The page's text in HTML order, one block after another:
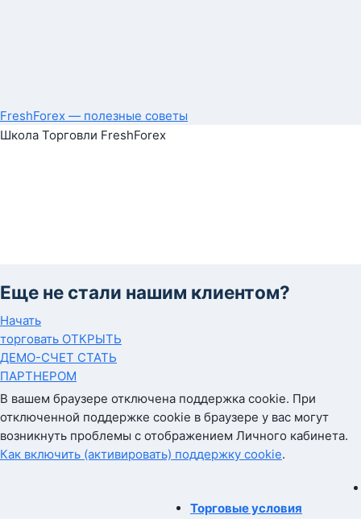
FreshForex — полезные советы
Школа Торговли FreshForex
Еще не стали нашим клиентом?
Начать
торговать ОТКРЫТЬ
ДЕМО-СЧЕТ СТАТЬ
ПАРТНЕРОМ
В вашем браузере отключена поддержка cookie. При
отключенной поддержке cookie в браузере у вас могут
возникнуть проблемы с отображением Личного кабинета.
Как включить (активировать) поддержку cookie.
Торговые условия